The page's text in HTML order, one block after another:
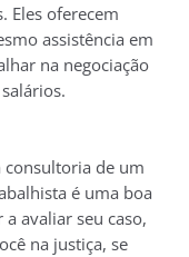
Eles oferecem
assistência em
na negociação
consultoria de um
é uma boa
avaliar seu caso,
na justiça, se